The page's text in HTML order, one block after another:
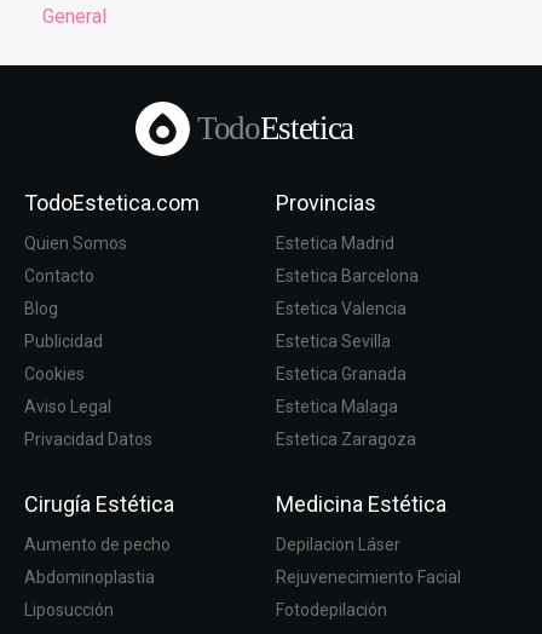
General
TodoEstetica
TodoEstetica.com
Quien Somos
Contacto
Blog
Publicidad
Cookies
Aviso Legal
Privacidad Datos
Provincias
Estetica Madrid
Estetica Barcelona
Estetica Valencia
Estetica Sevilla
Estetica Granada
Estetica Malaga
Estetica Zaragoza
Cirugía Estética
Aumento de pecho
Abdominoplastia
Liposucción
Medicina Estética
Depilacion Láser
Rejuvenecimiento Facial
Fotodepilación